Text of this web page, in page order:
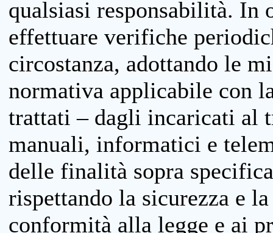
qualsiasi responsabilità. In
effettuare verifiche
circostanza, adottando le
normativa applicabile con
trattati – dagli incaricati al
manuali, informatici e
delle finalità sopra
rispettando la sicurezza e
conformità alla legge e ai